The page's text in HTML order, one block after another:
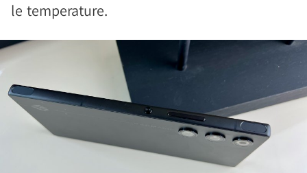
le temperature.